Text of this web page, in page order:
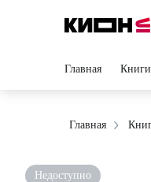
Главная Книги
Главная
Недоступно